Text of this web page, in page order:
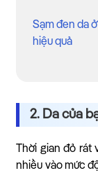
Sạm đen da
hiệu quả
2. Da của
Thời gian đỏ rát
nhiều vào mức